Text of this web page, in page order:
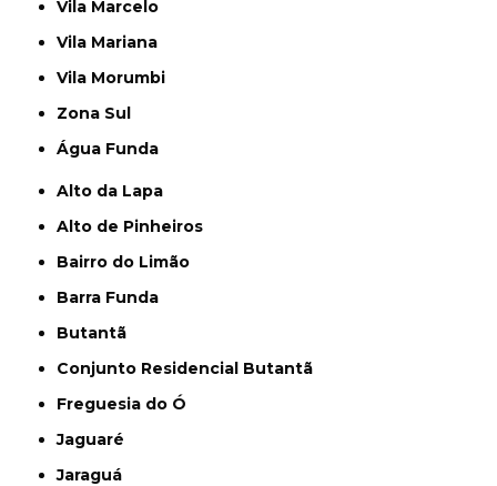
Vila Marcelo
Vila Mariana
Vila Morumbi
Zona Sul
Água Funda
Alto da Lapa
Alto de Pinheiros
Bairro do Limão
Barra Funda
Butantã
Conjunto Residencial Butantã
Freguesia do Ó
Jaguaré
Jaraguá